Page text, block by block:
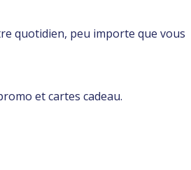
quotidien, peu importe que vous
et cartes cadeau.